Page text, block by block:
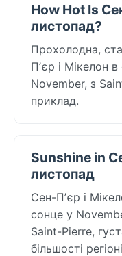
How Hot Is
листопад?
Прохолодна,
Пʼєр і Мікелон
November, з
приклад.
Sunshine in
листопад
Сен-Пʼєр і
сонце у
Saint-Pierre,
більшості